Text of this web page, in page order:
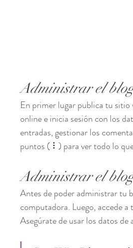
Administrar el
En primer lugar publica tu
online e inicia sesión con los
entradas, gestionar los
puntos ( ⠇) para ver todo lo
Administrar el
Antes de poder administrar tu
computadora. Luego, accede
Asegúrate de usar los datos